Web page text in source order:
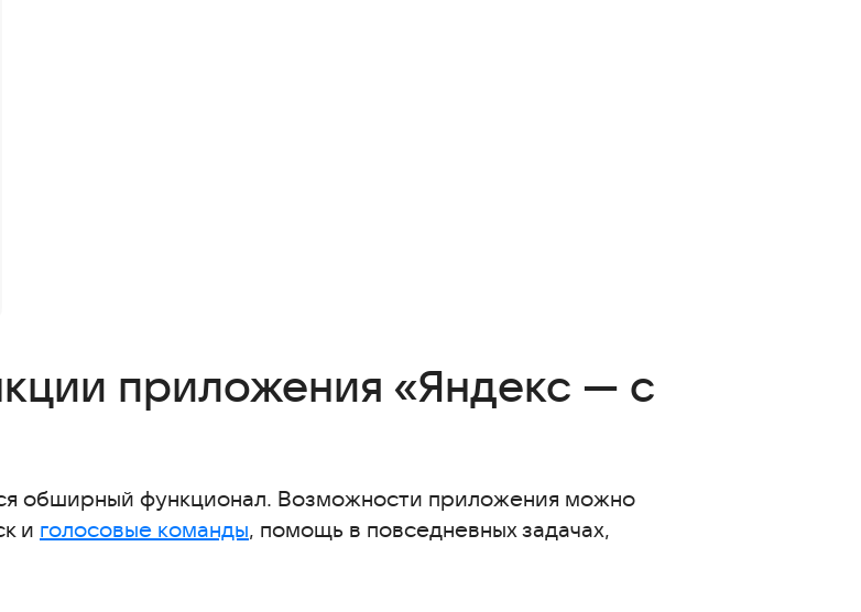
приложения «Яндекс — с
обширный функционал. Возможности приложения можно
и голосовые команды, помощь в повседневных задачах,